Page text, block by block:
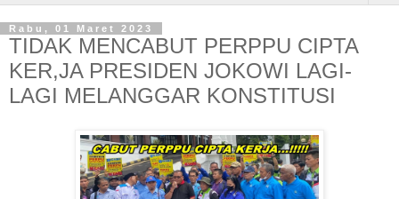
Rabu, 01 Maret 2023
TIDAK MENCABUT PERPPU CIPTA
KER,JA PRESIDEN JOKOWI LAGI-
LAGI MELANGGAR KONSTITUSI